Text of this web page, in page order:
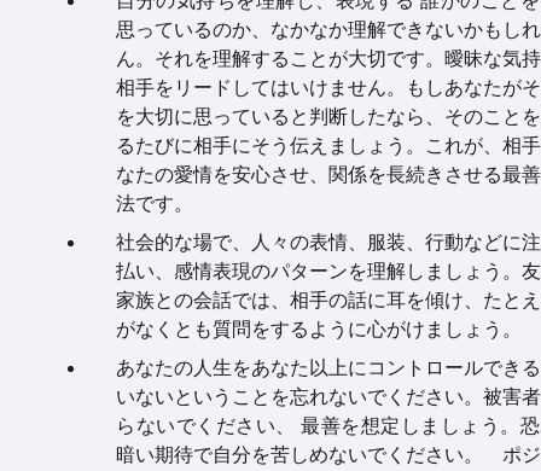
思っているのか、なかなか理解できないかもし
ん。それを理解することが大切です。曖昧な気
相手をリードしてはいけません。もしあなたが
を大切に思っていると判断したなら、そのこと
るたびに相手にそう伝えましょう。これが、相
なたの愛情を安心させ、関係を長続きさせる最
法です。
社会的な場で、人々の表情、服装、行動などに
払い、感情表現のパターンを理解しましょう。
家族との会話では、相手の話に耳を傾け、たと
がなくとも質問をするように心がけましょう。
あなたの人生をあなた以上にコントロールでき
いないということを忘れないでください。被害
らないでください、 最善を想定しましょう。
暗い期待で自分を苦しめないでください。 ポ